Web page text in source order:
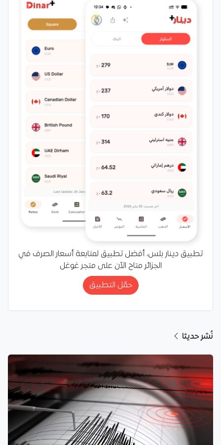
تطبيق دينار بلس، أفضل تطبيق لمتابعة أسعار الصرف في
الجزائر متاح الآن على متجر غوغل
حمّل التطبيق
نُشر حديثا